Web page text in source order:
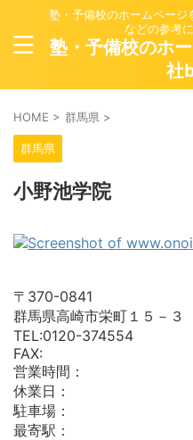
塾・予備校のホームページ
などの参考
塾・予備校のホ
社
HOME > 群馬県 >
群馬県
小野池学院
〒370-0841
群馬県高崎市栄町１５－３
TEL:0120-374554
FAX:
営業時間：
休業日：
駐車場：
最寄駅：